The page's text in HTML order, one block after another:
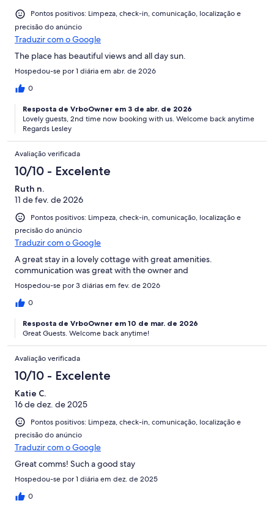
Pontos positivos: Limpeza, check-in, comunicação, localização e
precisão do anúncio
Traduzir com o Google
The place has beautiful views and all day sun.
Hospedou-se por 1 diária em abr. de 2026
0
Resposta de VrboOwner em 3 de abr. de 2026
Lovely guests, 2nd time now booking with us. Welcome back anytime
Regards Lesley
Avaliação verificada
10/10 - Excelente
Ruth n.
11 de fev. de 2026
Pontos positivos: Limpeza, check-in, comunicação, localização e
precisão do anúncio
Traduzir com o Google
A great stay in a lovely cottage with great amenities.
communication was great with the owner and
Hospedou-se por 3 diárias em fev. de 2026
0
Resposta de VrboOwner em 10 de mar. de 2026
Great Guests. Welcome back anytime!
Avaliação verificada
10/10 - Excelente
Katie C.
16 de dez. de 2025
Pontos positivos: Limpeza, check-in, comunicação, localização e
precisão do anúncio
Traduzir com o Google
Great comms! Such a good stay
Hospedou-se por 1 diária em dez. de 2025
0